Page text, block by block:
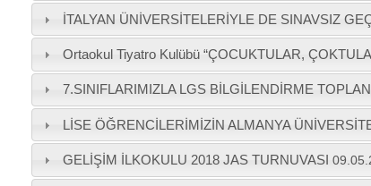
İTALYAN ÜNİVERSİTELERİYLE DE SINAVSIZ
Ortaokul Tiyatro Kulübü “ÇOCUKTULAR,
7.SINIFLARIMIZLA LGS BİLGİLENDİRME
LİSE ÖĞRENCİLERİMİZİN ALMANYA
GELİŞİM İLKOKULU 2018 JAS TURNUVASI